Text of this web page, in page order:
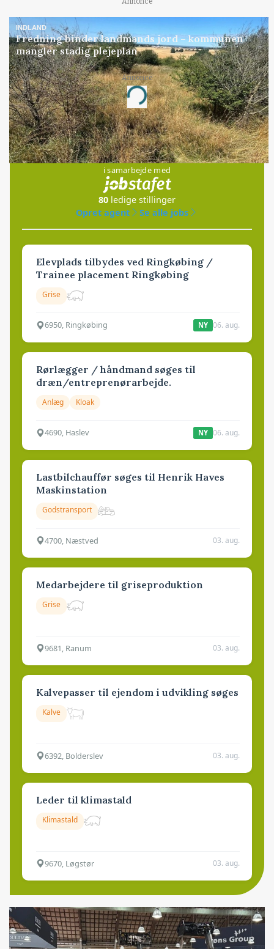
INDLAND
Fredning binder landmands jord – kommunen
mangler stadig plejeplan
Annonce
Loading...
Jobs
i samarbejde med
80 ledige stillinger
Opret agent
Se alle jobs
Elevplads tilbydes ved Ringkøbing /
Trainee placement Ringkøbing
Grise
6950, Ringkøbing NY 06. aug.
Rørlægger / håndmand søges til
dræn/entreprenørarbejde.
Anlæg Kloak
4690, Haslev NY 06. aug.
Lastbilchauffør søges til Henrik Haves
Maskinstation
Godstransport
4700, Næstved 03. aug.
Medarbejdere til griseproduktion
Grise
9681, Ranum 03. aug.
Kalvepasser til ejendom i udvikling søges
Kalve
6392, Bolderslev 03. aug.
Leder til klimastald
Klimastald
9670, Løgstør 03. aug.